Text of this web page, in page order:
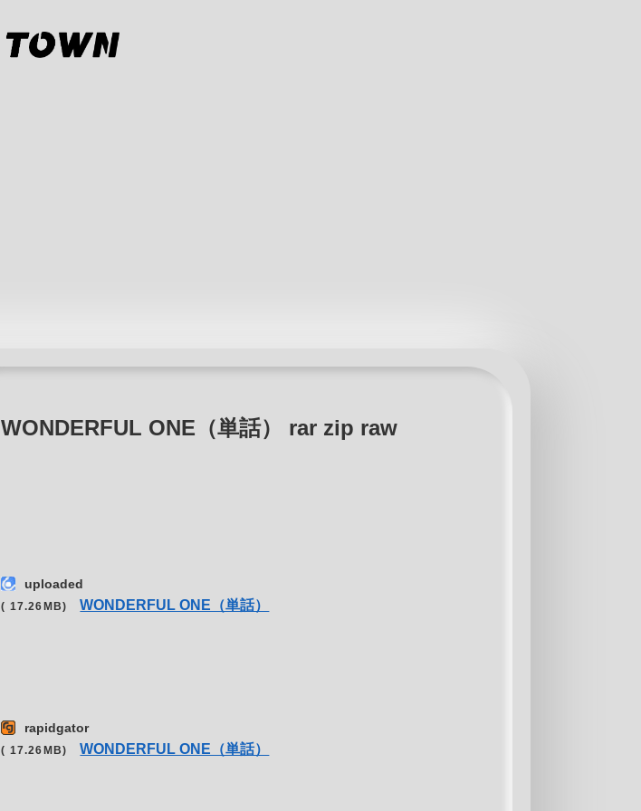
WONDERFUL ONE（単話） rar zip raw
uploaded
( 17.26MB) WONDERFUL ONE（単話）
rapidgator
( 17.26MB) WONDERFUL ONE（単話）